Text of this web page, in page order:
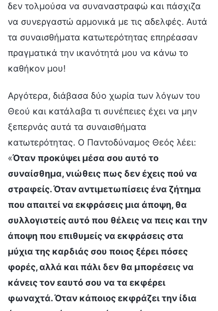
δεν τολμούσα να συναναστραφώ και πάσχιζα
να συνεργαστώ αρμονικά με τις αδελφές. Αυτά
τα συναισθήματα κατωτερότητας επηρέασαν
πραγματικά την ικανότητά μου να κάνω το
καθήκον μου!
Αργότερα, διάβασα δύο χωρία των λόγων του
Θεού και κατάλαβα τι συνέπειες έχει να μην
ξεπερνάς αυτά τα συναισθήματα
κατωτερότητας. Ο Παντοδύναμος Θεός λέει:
«Όταν προκύψει μέσα σου αυτό το
συναίσθημα, νιώθεις πως δεν έχεις πού να
στραφείς. Όταν αντιμετωπίσεις ένα ζήτημα
που απαιτεί να εκφράσεις μια άποψη, θα
συλλογιστείς αυτό που θέλεις να πεις και την
άποψη που επιθυμείς να εκφράσεις στα
μύχια της καρδιάς σου ποιος ξέρει πόσες
φορές, αλλά και πάλι δεν θα μπορέσεις να
κάνεις τον εαυτό σου να τα εκφέρει
φωναχτά. Όταν κάποιος εκφράζει την ίδια